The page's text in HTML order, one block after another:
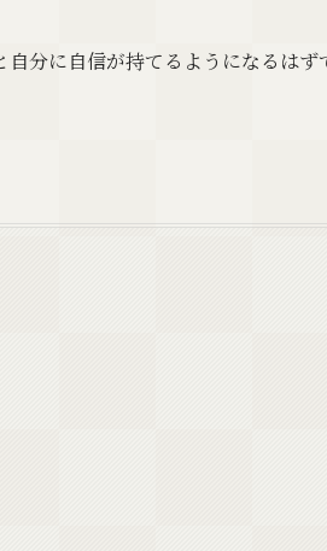
分に自信が持てるようになるはず